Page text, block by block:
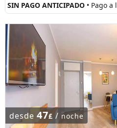
SIN PAGO ANTICIPADO • Pago
desde 47£/ noche